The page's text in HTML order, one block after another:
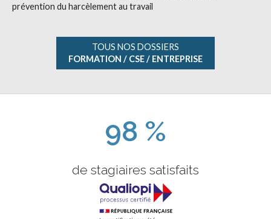
prévention du harcèlement au travail
TOUS NOS DOSSIERS
FORMATION / CSE / ENTREPRISE
98 %
de stagiaires satisfaits